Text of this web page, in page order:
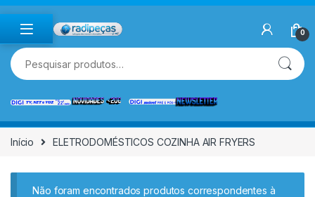
Skip to navigation
Skip to content
0
Pesquisar por:
Início ELETRODOMÉSTICOS COZINHA AIR FRYERS
Não foram encontrados produtos correspondentes à